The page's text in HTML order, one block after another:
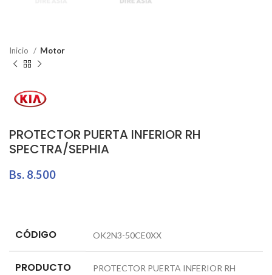
Inicio Motor
PROTECTOR PUERTA INFERIOR RH
SPECTRA/SEPHIA
Bs. 8.500
CÓDIGO OK2N3-50CE0XX
PRODUCTO PROTECTOR PUERTA INFERIOR RH